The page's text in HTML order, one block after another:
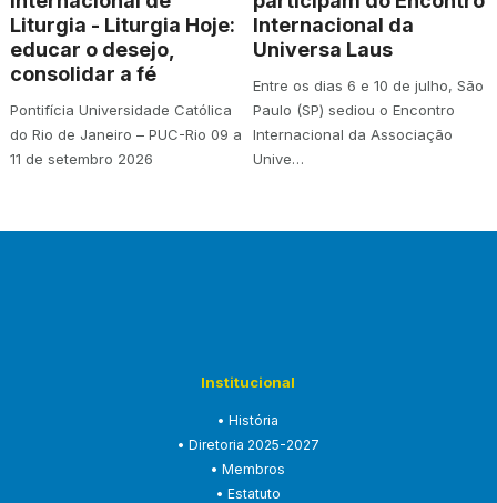
Liturgia - Liturgia Hoje:
educar o desejo,
consolidar a fé
Pontifícia Universidade Católica
do Rio de Janeiro – PUC-Rio 09 a
11 de setembro 2026
Internacional da
Universa Laus
Entre os dias 6 e 10 de julho, São
Paulo (SP) sediou o Encontro
Internacional da Associação
Unive…
Institucional
• História
• Diretoria 2025-2027
• Membros
• Estatuto